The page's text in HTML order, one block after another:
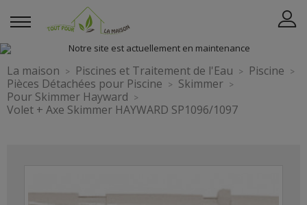
La maison Piscines et Traitement de l'Eau
Piscine
Pièces Détachées pour Piscine
Skimmer
Pour Skimmer Hayward
Volet + Axe Skimmer HAYWARD SP1096/1097